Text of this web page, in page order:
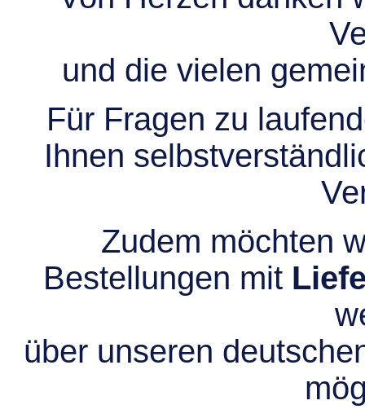
und die vielen
Für Fragen zu
Ihnen
Zudem möchten
Bestellungen mit
über unseren